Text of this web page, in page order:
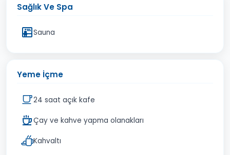
Sağlık Ve Spa
Sauna
Yeme İçme
24 saat açık kafe
Çay ve kahve yapma olanakları
Kahvaltı